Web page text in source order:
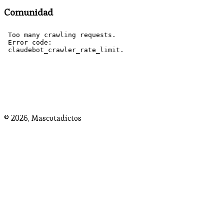
Comunidad
© 2026, Mascotadictos